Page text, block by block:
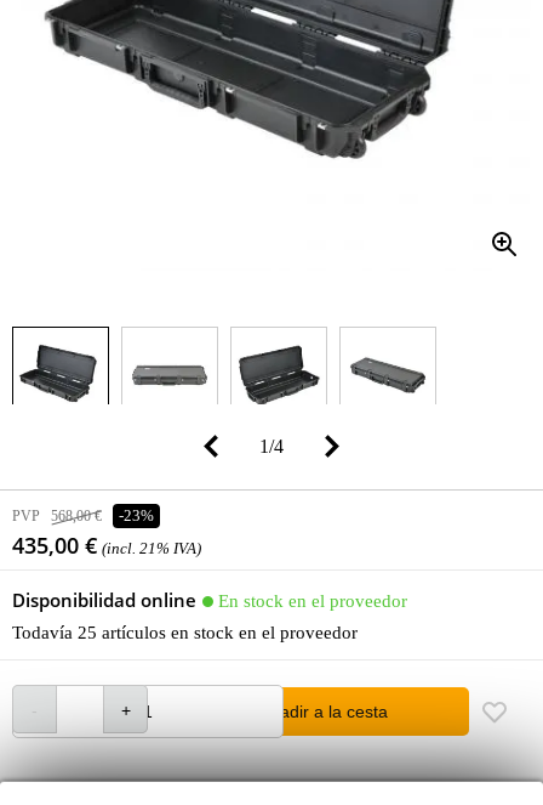
1/4
PVP 568,00 € -23%
435,00 € (incl. 21% IVA)
Disponibilidad online
En stock en el proveedor
Todavía 25 artículos en stock en el proveedor
añadir a la cesta